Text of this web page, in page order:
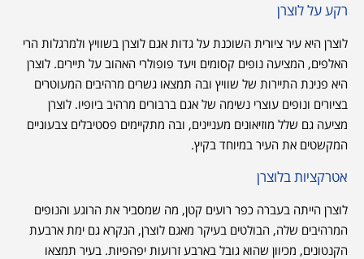
רקע על לוצרן
לוצרן היא עיר ציורית השוכנת על גדות אגם לוצרן בשוויץ ולמרגלות הרי
האלפים, המציעה נופים קסומים ויעד פופולרי האהוב על תיירים. לוצרן
היא פנינת התיירות של שוויץ ובה תמצאו גשרים מרהיבים המעוטרים
בציורים ונופים עוצרי נשימה של אגם ברבורים מרהיב ביופיו. לוצרן
מציעה גם שלל מוזיאונים מעניינים, ובה מתקיימים פסטיבלים צבעוניים
המקשטים את העיר במיוחד בקיץ.
אטרקציות בלוצרן
לוצרן הייתה בעברה כפר רועים קטן, מה שמסביר את הרוגע והנופים
המרהיבים שלה, הבולטים בעיקר מאגם לוצרן, הנקרא גם ימת ארבעת
הקנטונים, מכיוון שהוא גובל בארבע זרועות יפהפיות. בעיר תמצאו